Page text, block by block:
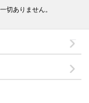
切ありません。